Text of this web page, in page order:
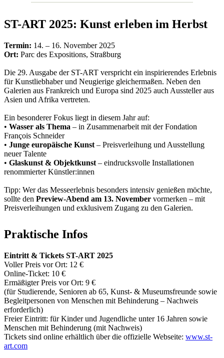
ST-ART 2025: Kunst erleben im Herbst
Termin: 14. – 16. November 2025
Ort: Parc des Expositions, Straßburg
Die 29. Ausgabe der ST-ART verspricht ein inspirierendes Erlebnis
für Kunstliebhaber und Neugierige gleichermaßen. Neben den
Galerien aus Frankreich und Europa sind 2025 auch Aussteller aus
Asien und Afrika vertreten.
Ein besonderer Fokus liegt in diesem Jahr auf:
• Wasser als Thema – in Zusammenarbeit mit der Fondation
François Schneider
• Junge europäische Kunst – Preisverleihung und Ausstellung
neuer Talente
• Glaskunst & Objektkunst – eindrucksvolle Installationen
renommierter Künstler:innen
Tipp: Wer das Messeerlebnis besonders intensiv genießen möchte,
sollte den Preview-Abend am 13. November vormerken – mit
Preisverleihungen und exklusivem Zugang zu den Galerien.
Praktische Infos
Eintritt & Tickets ST-ART 2025
Voller Preis vor Ort: 12 €
Online-Ticket: 10 €
Ermäßigter Preis vor Ort: 9 €
(für Studierende, Senioren ab 65, Kunst- & Museumsfreunde sowie
Begleitpersonen von Menschen mit Behinderung – Nachweis
erforderlich)
Freier Eintritt: für Kinder und Jugendliche unter 16 Jahren sowie
Menschen mit Behinderung (mit Nachweis)
Tickets sind online erhältlich über die offizielle Webseite: www.st-
art.com